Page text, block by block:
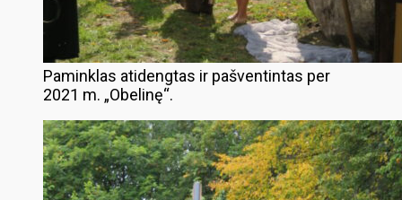
Paminklas atidengtas ir pašventintas per
2021 m. „Obelinę“.